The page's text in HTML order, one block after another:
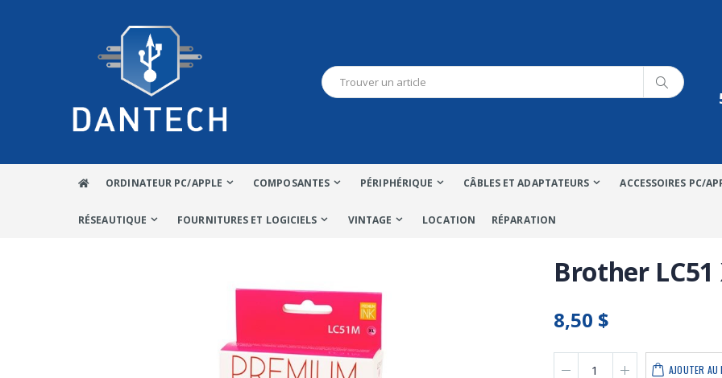
ORDINATEUR PC/APPLE COMPOSANTES PÉRIPHÉRIQUE CÂBLES ET ADAPTATEURS ACCESSOIRES PC/
RÉSEAUTIQUE FOURNITURES ET LOGICIELS VINTAGE LOCATION RÉPARATION
Brother
8,50 $
AJOUTER AU